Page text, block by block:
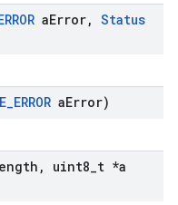
aError, Status
_ERROR aError)
, uint8 t *a